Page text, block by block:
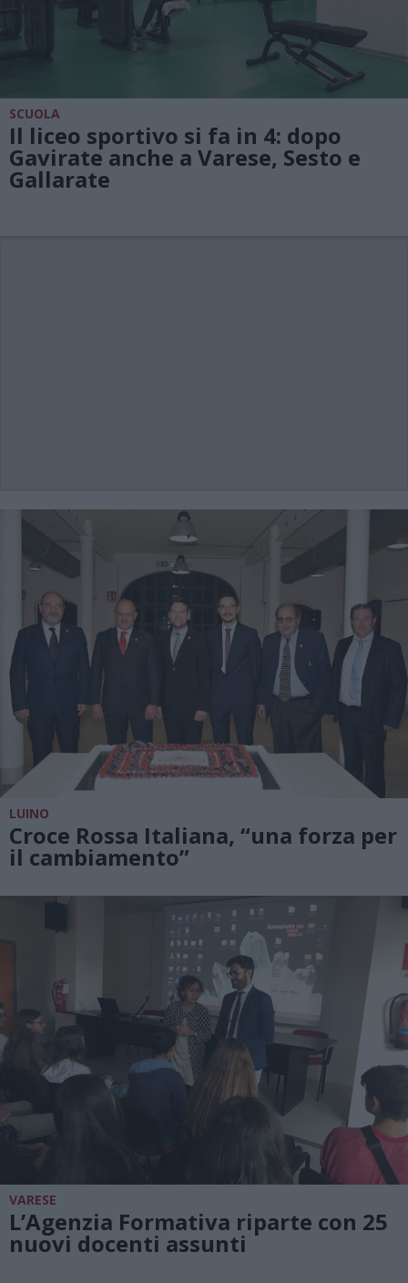
SCUOLA
Il liceo sportivo si fa in 4: dopo
Gavirate anche a Varese, Sesto e
Gallarate
LUINO
Croce Rossa Italiana, “una forza per
il cambiamento”
VARESE
L’Agenzia Formativa riparte con 25
nuovi docenti assunti